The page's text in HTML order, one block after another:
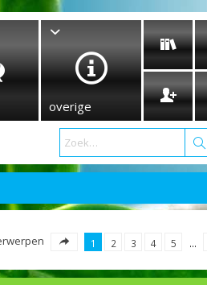
overige
1 2 3 4 5 …